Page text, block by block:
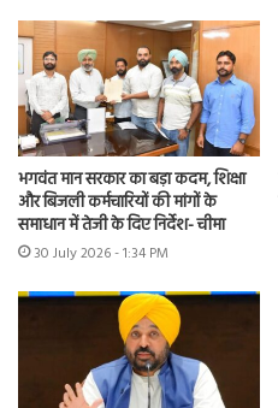
भगवंत मान सरकार का बड़ा कदम, शिक्षा
और बिजली कर्मचारियों की मांगों के
समाधान में तेजी के दिए निर्देश- चीमा
30 July 2026 - 1:34 PM